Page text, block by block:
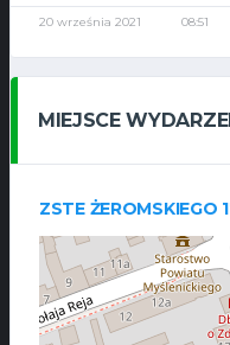
20 września 2021 08:51
MIEJSCE
ZSTE ŻEROMSKIEGO